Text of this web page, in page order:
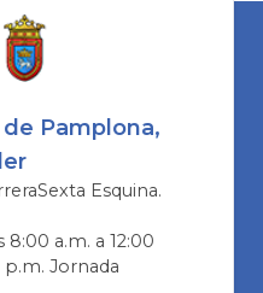
Pamplona,
Esquina.
8:00 a.m. a 12:00
Jornada